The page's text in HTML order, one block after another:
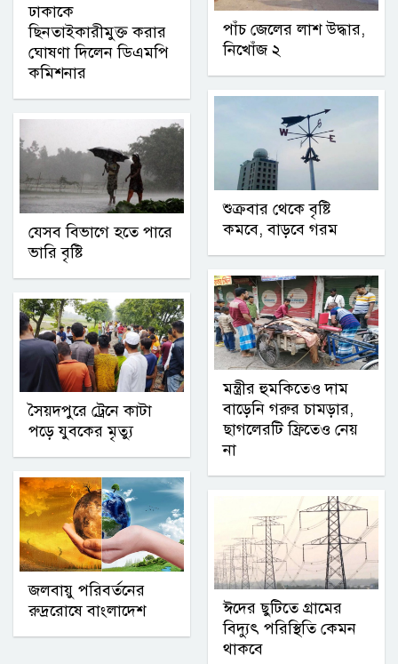
ঢাকাকে
ছিনতাইকারীমুক্ত করার
ঘোষণা দিলেন ডিএমপি
কমিশনার
যেসব বিভাগে হতে পারে
ভারি বৃষ্টি
সৈয়দপুরে ট্রেনে কাটা
পড়ে যুবকের মৃত্যু
জলবায়ু পরিবর্তনের
রুদ্ররোষে বাংলাদেশ
পাঁচ জেলের লাশ উদ্ধার,
নিখোঁজ ২
শুক্রবার থেকে বৃষ্টি
কমবে, বাড়বে গরম
মন্ত্রীর হুমকিতেও দাম
বাড়েনি গরুর চামড়ার,
ছাগলেরটি ফ্রিতেও নেয়
না
ঈদের ছুটিতে গ্রামের
বিদ্যুৎ পরিস্থিতি কেমন
থাকবে